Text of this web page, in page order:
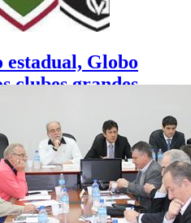
estadual, Globo
clubes grandes